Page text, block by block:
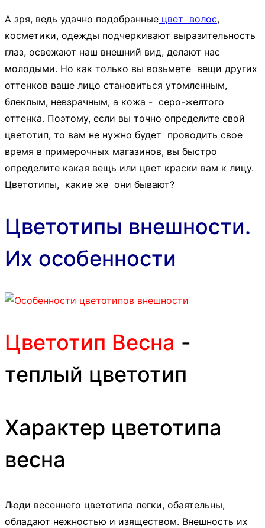
А зря, ведь удачно подобранные цвет волос,
косметики, одежды подчеркивают выразительность
глаз, освежают наш внешний вид, делают нас
молодыми. Но как только вы возьмете вещи других
оттенков ваше лицо становиться утомленным,
блеклым, невзрачным, а кожа - серо-желтого
оттенка. Поэтому, если вы точно определите свой
цветотип, то вам не нужно будет проводить свое
время в примерочных магазинов, вы быстро
определите какая вещь или цвет краски вам к лицу.
Цветотипы, какие же они бывают?
Цветотипы внешности.
Их особенности
Цветотип Весна -
теплый цветотип
Характер цветотипа
весна
Люди весеннего цветотипа легки, обаятельны,
обладают нежностью и изяществом. Внешность их